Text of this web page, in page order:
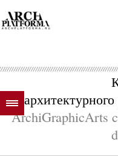
ArchiGraphicArts